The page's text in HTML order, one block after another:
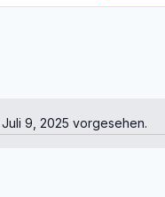
9, 2025 vorgesehen.